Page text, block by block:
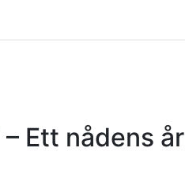
– Ett nådens år